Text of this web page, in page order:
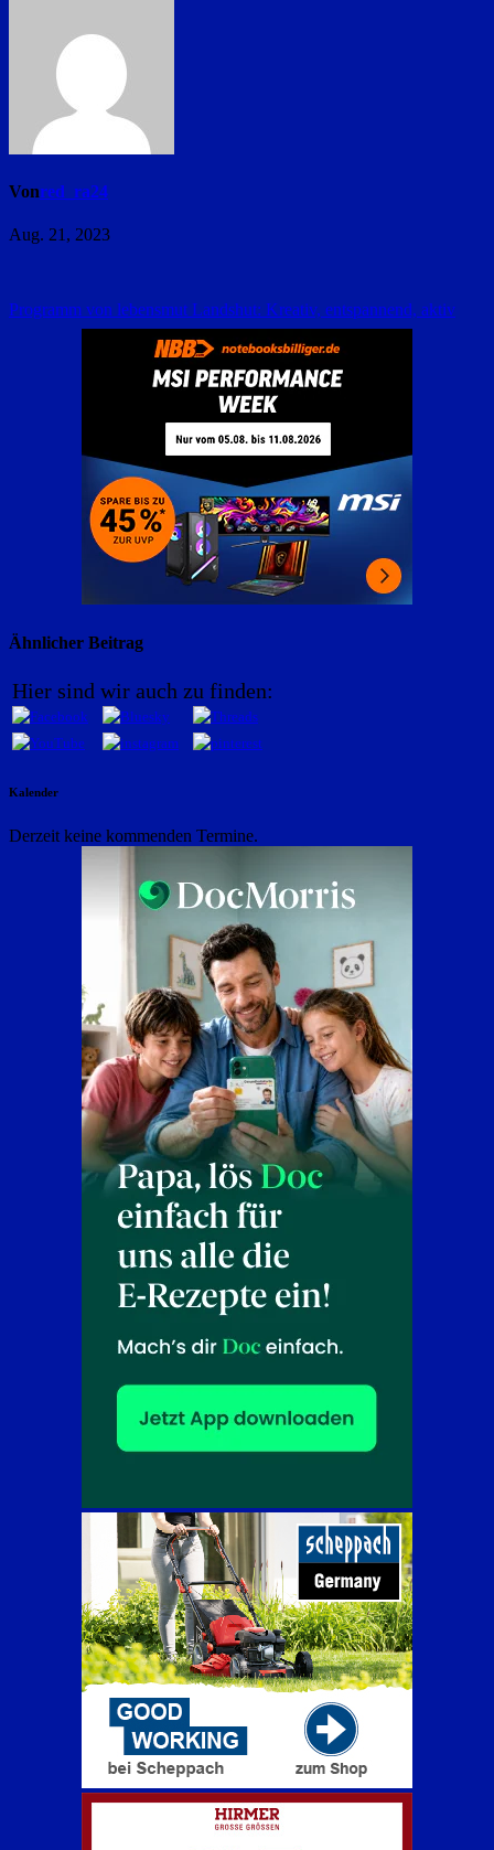
Vonred_ra24
Aug. 21, 2023
Beitragsnavigation
Programm von lebensmut Landshut: Kreativ, entspannend, aktiv
Ähnlicher Beitrag
Hier sind wir auch zu finden:
Kalender
Derzeit keine kommenden Termine.